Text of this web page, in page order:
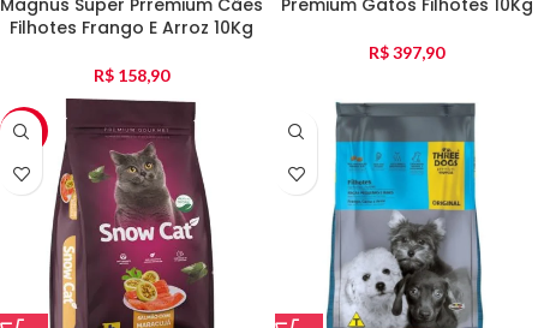
Magnus Super Prremium Cães
Filhotes Frango E Arroz 10Kg
R$ 158,90
Premium Gatos Filhotes 10Kg
R$397,90
-10%